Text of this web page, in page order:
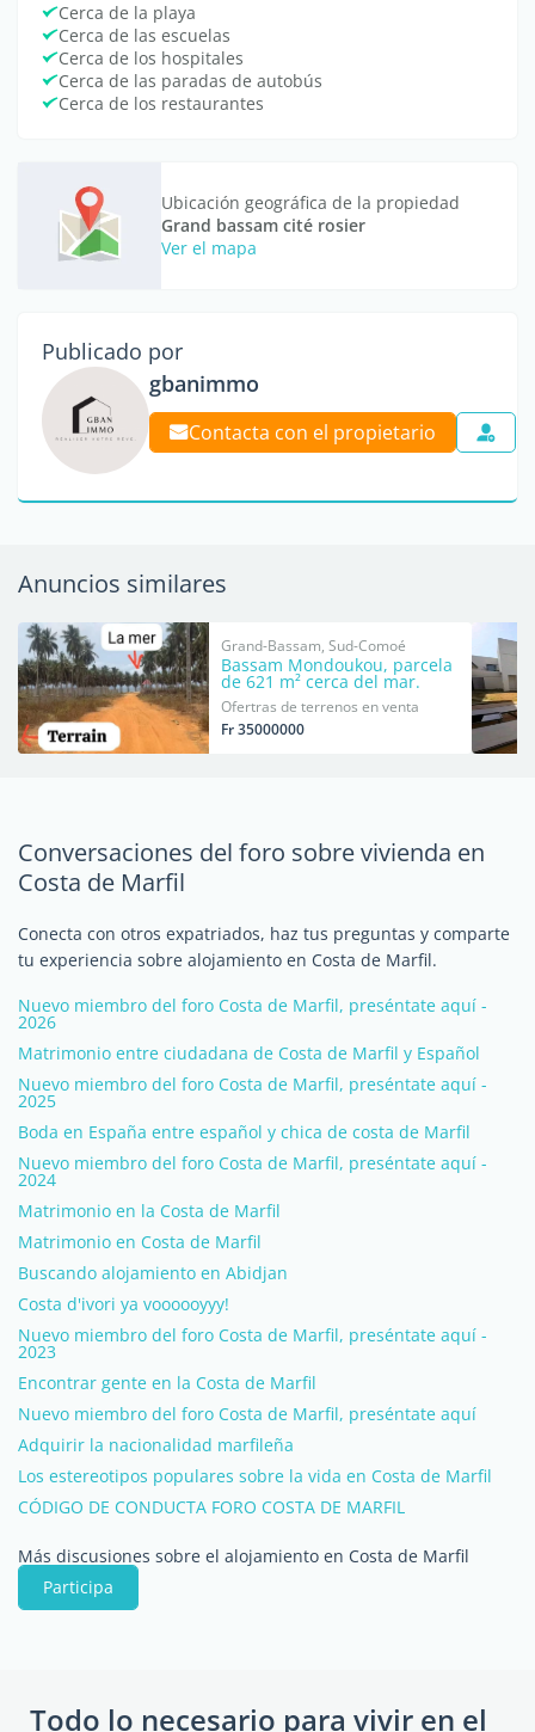
Cerca de la playa
Cerca de las escuelas
Cerca de los hospitales
Cerca de las paradas de autobús
Cerca de los restaurantes
Ubicación geográfica de la propiedad
Grand bassam cité rosier
Ver el mapa
Publicado por
gbanimmo
Contacta con el propietario
Anuncios similares
Grand-Bassam, Sud-Comoé
Bassam Mondoukou, parcela
de 621 m² cerca del mar.
Ofertras de terrenos en venta
Fr 35000000
Conversaciones del foro sobre vivienda en
Costa de Marfil
Conecta con otros expatriados, haz tus preguntas y comparte
tu experiencia sobre alojamiento en Costa de Marfil.
Nuevo miembro del foro Costa de Marfil, preséntate aquí -
2026
Matrimonio entre ciudadana de Costa de Marfil y Español
Nuevo miembro del foro Costa de Marfil, preséntate aquí -
2025
Boda en España entre español y chica de costa de Marfil
Nuevo miembro del foro Costa de Marfil, preséntate aquí -
2024
Matrimonio en la Costa de Marfil
Matrimonio en Costa de Marfil
Buscando alojamiento en Abidjan
Costa d'ivori ya voooooyyy!
Nuevo miembro del foro Costa de Marfil, preséntate aquí -
2023
Encontrar gente en la Costa de Marfil
Nuevo miembro del foro Costa de Marfil, preséntate aquí
Adquirir la nacionalidad marfileña
Los estereotipos populares sobre la vida en Costa de Marfil
CÓDIGO DE CONDUCTA FORO COSTA DE MARFIL
Más discusiones sobre el alojamiento en Costa de Marfil
Participa
Todo lo necesario para vivir en el